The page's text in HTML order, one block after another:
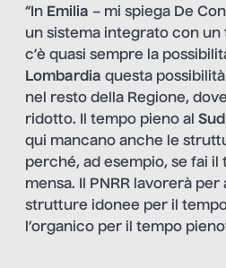
“In Emilia – mi spiega De
un sistema integrato con
c’è quasi sempre la
Lombardia questa possibilità
nel resto della Regione,
ridotto. Il tempo pieno al Sud
qui mancano anche le
perché, ad esempio, se fai
mensa. Il PNRR lavorerà
strutture idonee per il
l’organico per il tempo